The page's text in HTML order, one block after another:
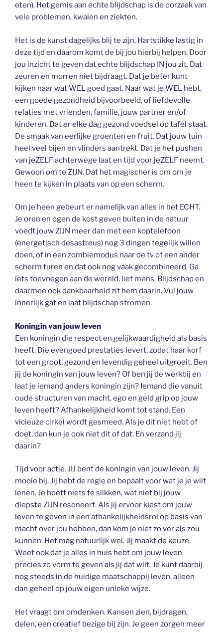
eten). Het gemis aan echte blijdschap is de oorzaak van
vele problemen, kwalen en ziekten.
Het is de kunst dagelijks blij te zijn. Hartstikke lastig in
deze tijd en daarom komt de bij jou hierbij helpen. Door
jou inzicht te geven dat echte blijdschap IN jou zit. Dat
zeuren en morren niet bijdraagt. Dat je beter kunt
kijken naar wat WEL goed gaat. Naar wat je WEL hebt,
een goede gezondheid bijvoorbeeld, of liefdevolle
relaties met vrienden, familie, jouw partner en/of
kinderen. Dat er elke dag gezond voedsel op tafel staat.
De smaak van eerlijke groenten en fruit. Dat jouw tuin
heel veel bijen en vlinders aantrekt. Dat je het pushen
van jeZELF achterwege laat en tijd voor jeZELF neemt.
Gewoon om te ZIJN. Dat het magischer is om om je
heen te kijken in plaats van op een scherm.
Om je heen gebeurt er namelijk van alles in het ECHT.
Je oren en ogen de kost geven buiten in de natuur
voedt jouw ZIJN meer dan met een koptelefoon
(energetisch desastreus) nog 3 dingen tegelijk willen
doen, of in een zombiemodus naar de tv of een ander
scherm turen en dat ook nog vaak gecombineerd. Ga
iets toevoegen aan de wereld, lief mens. Blijdschap en
daarmee ook dankbaarheid zit hem daarin. Vul jouw
innerlijk gat en laat blijdschap stromen.
Koningin van jouw leven
Een koningin die respect en gelijkwaardigheid als basis
heeft. Die evengoed prestaties levert, zodat haar korf
tot een groot, gezond en levendig geheel uitgroeit. Ben
jij de koningin van jouw leven? Of ben jij de werkbij en
laat je iemand anders koningin zijn? Iemand die vanuit
oude structuren van macht, ego en geld grip op jouw
leven heeft? Afhankelijkheid komt tot stand. Een
vicieuze cirkel wordt gesmeed. Als je dit niet hebt of
doet, dan kun je ook niet dit of dat. En verzand jij
daarin?
Tijd voor actie. JIJ bent de koningin van jouw leven. Jij
mooie bij. Jij hebt de regie en bepaalt voor wat je je wilt
lenen. Je hoeft niets te slikken, wat niet bij jouw
diepste ZIJN resoneert. Als jij ervoor kiest om jouw
leven te geven in een afhankelijkheidsrol op basis van
macht over jou hebben, dan kom je niet zo ver als zou
kunnen. Het mag natuurlijk wel. Jij maakt de keuze.
Weet ook dat je alles in huis hebt om jouw leven
precies zo vorm te geven als jij dat wilt. Je kunt daarbij
nog steeds in de huidige maatschappij leven, alleen
dan geheel op jouw eigen unieke wijze.
Het vraagt om omdenken. Kansen zien, bijdragen,
delen, een creatief bezige bij zijn. Je geen zorgen meer